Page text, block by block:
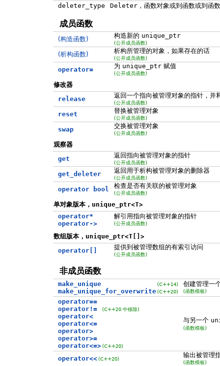
deleter_type
Deleter，函数对象或到函数或到函
成员函数
(构造函数) 构造新的 unique_ptr
(公开成员函数)
(析构函数) 析构所管理的对象，如果存在的话
(公开成员函数)
operator= 为 unique_ptr赋值
(公开成员函数)
修改器
release
返回一个指向被管理对象的指针，并
(公开成员函数)
reset 替换被管理对象
(公开成员函数)
swap 交换被管理对象
(公开成员函数)
观察器
get
返回指向被管理对象的指针
(公开成员函数)
get_deleter 返回用于析构被管理对象的删除器
(公开成员函数)
operator bool 检查是否有关联的被管理对象
(公开成员函数)
单对象版本， unique_ptr<T>
operator*
operator->
解引用指向被管理对象的指针
(公开成员函数)
数组版本， unique_ptr<T[]>
operator[]
提供到被管理数组的有索引访问
(公开成员函数)
非成员函数
make_unique
make_unique_for_overwrite
(C++14)
(C++20)
创建管理一
(函数模板)
operator==
operator!=
operator<
operator<=
operator>
operator>=
operator<=>
(C++20 中移除)
(C++20)
与另一个
(函数模板)
operator<< (C++20) 输出被管理
(函数模板)